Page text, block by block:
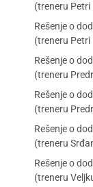
(treneru
Rešenje o
(treneru
Rešenje o
(treneru
Rešenje o
(treneru
Rešenje o
(treneru
Rešenje o
(treneru